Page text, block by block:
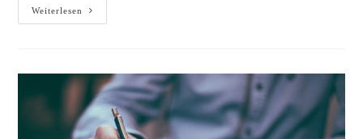
Weiterlesen
den
geistreicher
Winterwanderung